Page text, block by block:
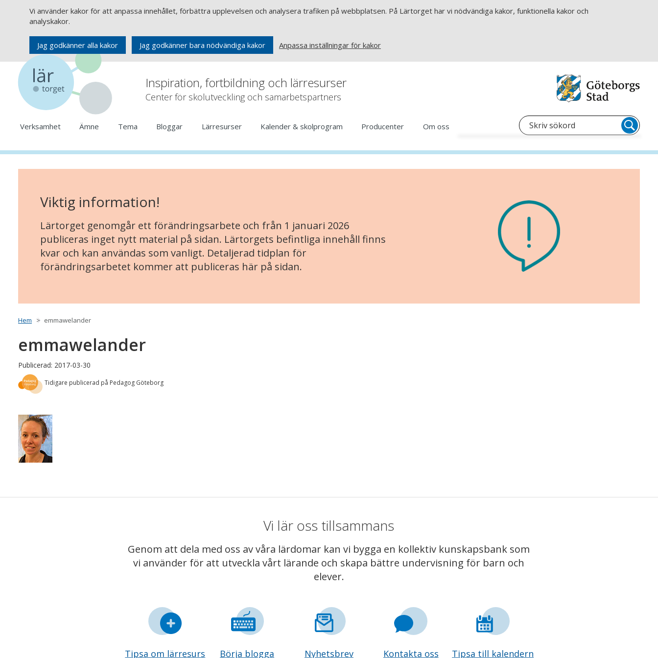
Vi använder kakor för att anpassa innehållet, förbättra upplevelsen och analysera trafiken på webbplatsen. På Lärtorget har vi nödvändiga kakor, funktionella kakor och
analyskakor.
Jag godkänner alla kakor Jag godkänner bara nödvändiga kakor Anpassa inställningar för kakor
Inspiration, fortbildning och lärresurser
Center för skolutveckling och samarbetspartners
Verksamhet Ämne Tema Bloggar Lärresurser Kalender & skolprogram Producenter Om oss
Viktig information!
Lärtorget genomgår ett förändringsarbete och från 1 januari 2026
publiceras inget nytt material på sidan. Lärtorgets befintliga innehåll finns
kvar och kan användas som vanligt. Detaljerad tidplan för
förändringsarbetet kommer att publiceras här på sidan.
Hem emmawelander
emmawelander
Publicerad: 2017-03-30
Tidigare publicerad på Pedagog Göteborg
Vi lär oss tillsammans
Genom att dela med oss av våra lärdomar kan vi bygga en kollektiv kunskapsbank som
vi använder för att utveckla vårt lärande och skapa bättre undervisning för barn och
elever.
Tipsa om lärresurs Börja blogga Nyhetsbrev Kontakta oss Tipsa till kalendern